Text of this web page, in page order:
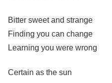
Bitter sweet and strange
Finding you can change
Learning you were wrong
Certain as the sun